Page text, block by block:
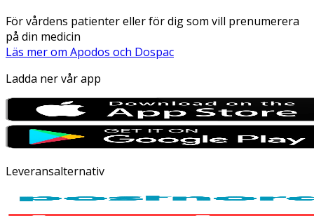
För vårdens patienter eller för dig som vill prenumerera
på din medicin
Läs mer om Apodos och Dospac
Ladda ner vår app
Leveransalternativ